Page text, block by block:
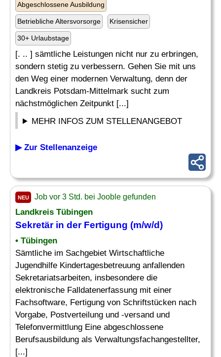
Abgeschlossene Ausbildung
Betriebliche Altersvorsorge Krisensicher
30+ Urlaubstage
[. .. ] sämtliche Leistungen nicht nur zu erbringen,
sondern stetig zu verbessern. Gehen Sie mit uns
den Weg einer modernen Verwaltung, denn der
Landkreis Potsdam-Mittelmark sucht zum
nächstmöglichen Zeitpunkt [...]
MEHR INFOS ZUM STELLENANGEBOT
▶ Zur Stellenanzeige
NEU Job vor 3 Std. bei Jooble gefunden
Landkreis Tübingen
Sekretärin der Fertigung (m/w/d)
• Tübingen
Sämtliche im Sachgebiet Wirtschaftliche
Jugendhilfe Kindertagesbetreuung anfallenden
Sekretariatsarbeiten, insbesondere die
elektronische Falldatenerfassung mit einer
Fachsoftware, Fertigung von Schriftstücken nach
Vorgabe, Postverteilung und -versand und
Telefonvermittlung Eine abgeschlossene
Berufsausbildung als Verwaltungsfachangestellter,
[...]